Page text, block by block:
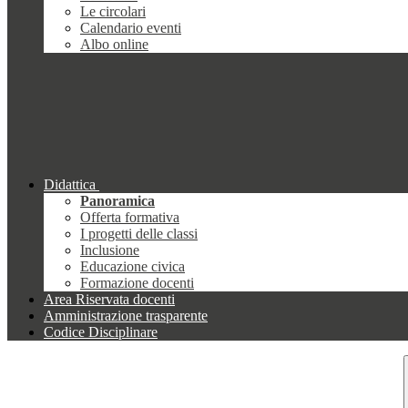
Le circolari
Calendario eventi
Albo online
Didattica
Panoramica
Offerta formativa
I progetti delle classi
Inclusione
Educazione civica
Formazione docenti
Area Riservata docenti
Amministrazione trasparente
Codice Disciplinare